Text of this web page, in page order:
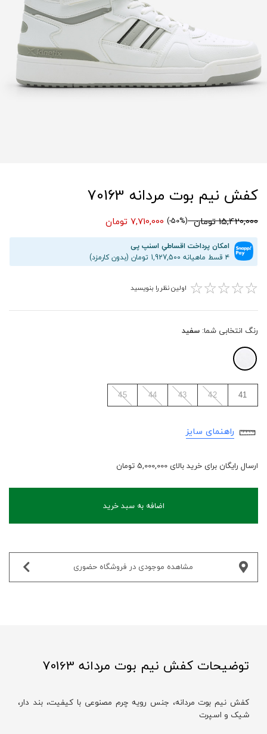
کفش نیم بوت مردانه 70163
15,420,000 تومان (50%-)
امکان پرداخت اقساطیِ اسنپ پی
۴ قسط ماهیانه 1,927,500 تومان (بدون کارمزد)
☆
☆
☆
☆
☆ اولین نظر را بنویسید
رنگ انتخابی شما: سفید
41
42
43
44
45
راهنمای سایز
ارسال رایگان برای خرید بالای 5,000,000 تومان
اضافه به سبد خرید
مشاهده موجودی در فروشگاه حضوری‌
توضیحات کفش نیم بوت مردانه 70163
کفش نیم بوت مردانه، جنس رویه چرم مصنوعی با کیفیت، بند دار،
شیک و اسپرت